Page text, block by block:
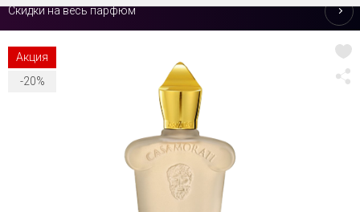
Скидки на весь парфюм
Акция
-20%